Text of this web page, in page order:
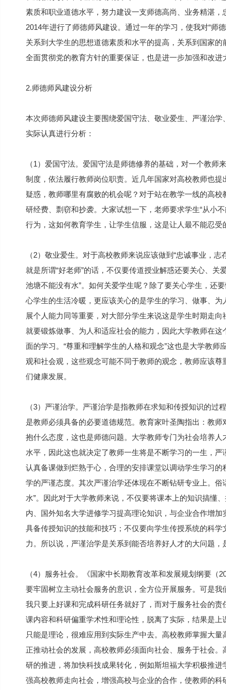
素质和职业道德水平，努力建设一支师德高尚、业务精湛
2014年进行了师德师风建设。通过一年的学习，使我对“师
关系到大学生的思想道德素质和水平的提高，关系到国家
全面贯彻党的教育方针的重要保证，也是进一步加强和改
2.师德师风建设分析
本次师德师风建设主要围绕爱国守法、敬业爱生、严谨治
实际认真进行分析：
（1）爱国守法。爱国守法是师德修养的基础，对一个教
制度，依法履行教师岗位职责。近几年国家对高校教师也
疑惑，教师哪里有腐败的机会呢？对于站在教学一线的高
研经费、剽窃和抄袭。大家试想一下，老师要求学生“从小
行为，这如何教育学生，让学生信服，这是让人最不能忍
（2）敬业爱生。对于高校教师来说应该做到“忠诚事业，
就是所谓“好老师”的话，不仅要传道授业解惑还要关心、
池塘不能没有水”。如何关爱学生呢？除了要关心学生，还
心学生的生活冷暖，更应该关心的是学生的学习、做事、
展个人能力同等重要，对大部分学生来说这是学生时期走
就要锻炼做事、为人和适应社会的能力，因此大学教师在
面的学习。“尊重和理解学生的人格和观念”这也是大学教
观和社会观，这些观念可能不同于教师的观念，教师应该
们健康发展。
（3）严谨治学。严谨治学是指教师在求知和传授知识的
是教师必须具备的必要道德规范。教育家叶圣陶指出：教
抱什么态度，这也是师德问题。大学教师专门为社会培养
水平，因此这也就决定了教师一生将是不断学习的一生，
认真备课做到烂熟于心，合理的安排课堂以调动学生学习
学的严谨态度。其次严谨治学还体现在不断钻研专业上。
水”。因此对于大学教师来说，不仅要将课本上的知识搞懂
内、国外知名大学进修学习提高理论知识，与企业合作增
具备传授知识的技能和技巧；不仅要向学生传授系统的科
力。所以说，严谨治学是关系到能否培养好人才的大问题
（4）服务社会。《国家中长期教育改革和发展规划纲要（
要牢固树立主动社会服务的意识，全方位开展服务。可是
我只要上好课和完成科研任务就好了，而对于服务社会的
课内容和科研偏重学术性和理论性，脱离了实际，结果是
只能是理论，很难应用到实际生产中去。高校教师掌握大
正推动社会的发展，高校教师必须面向社会、服务于社会
研的推进，将加快科技成果转化，例如斯坦福大学积极推
强高校教师走向社会，增强高校与企业的合作，使教师的